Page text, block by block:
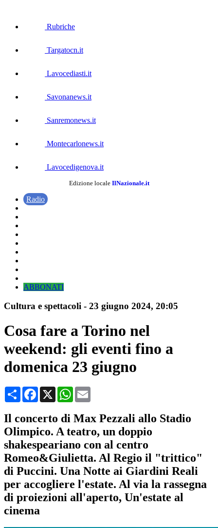
Rubriche
Targatocn.it
Lavocediasti.it
Savonanews.it
Sanremonews.it
Montecarlonews.it
Lavocedigenova.it
Edizione locale IlNazionale.it
Radio
ABBONATI
Cultura e spettacoli - 23 giugno 2024, 20:05
Cosa fare a Torino nel
weekend: gli eventi fino a
domenica 23 giugno
CondividiFacebook
X WhatsApp
Il concerto di Max Pezzali allo Stadio
Olimpico. A teatro, un doppio
shakespeariano con al centro
Romeo&Giulietta. Al Regio il "trittico"
di Puccini. Una Notte ai Giardini Reali
per accogliere l'estate. Al via la rassegna
di proiezioni all'aperto, Un'estate al
cinema